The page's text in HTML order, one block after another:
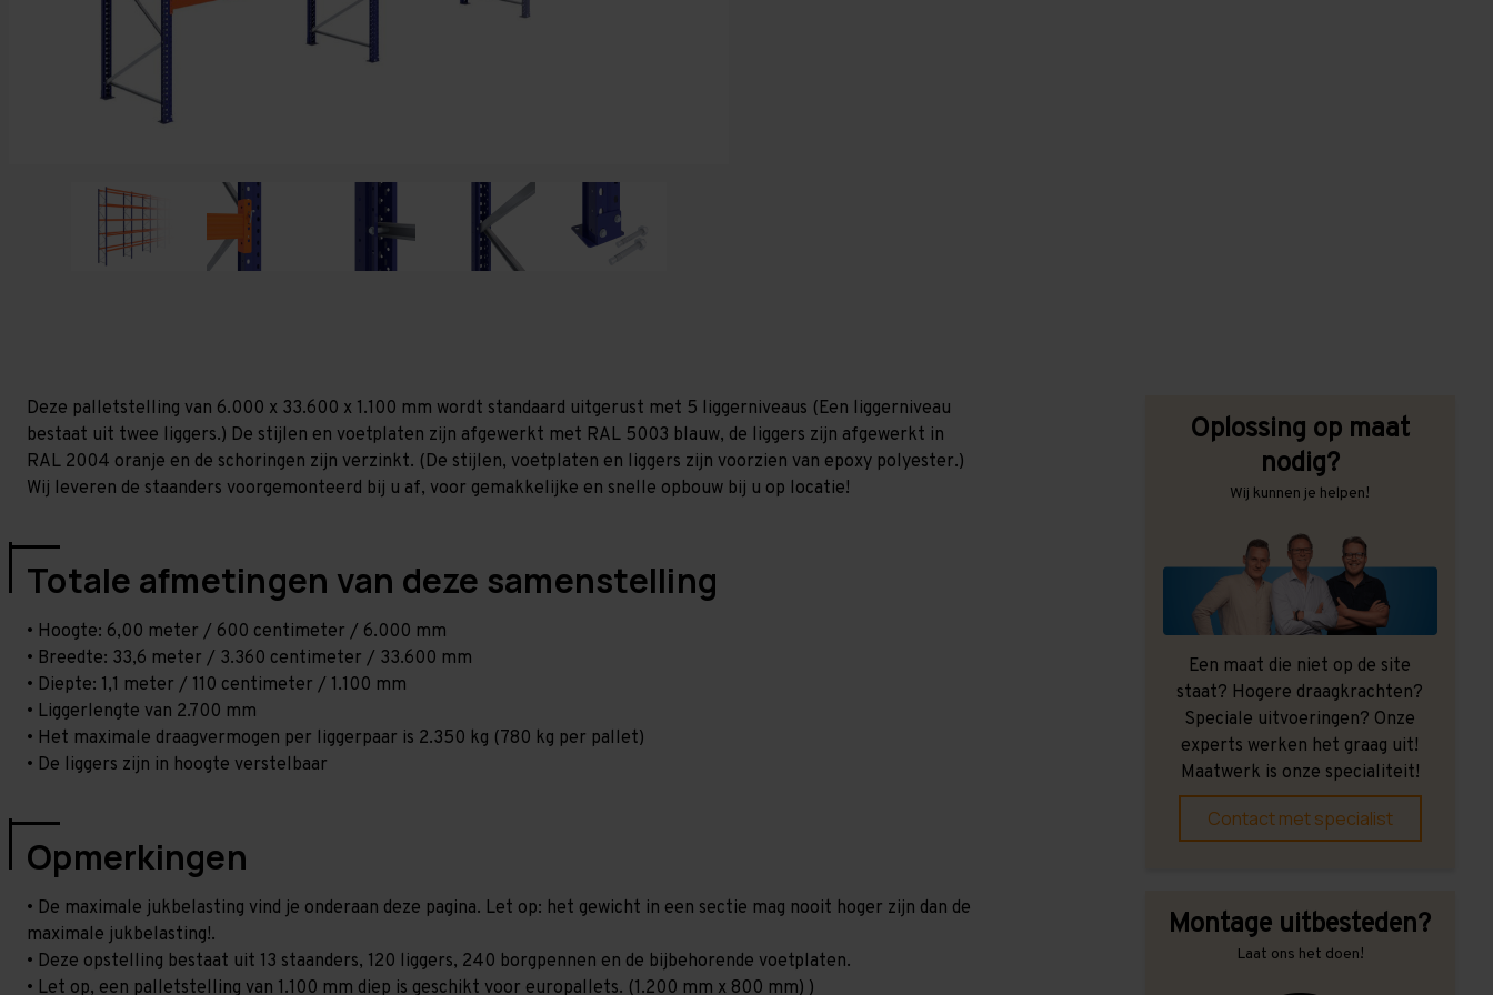
Deze palletstelling van 6.000 x 33.600 x 1.100 mm wordt standaard uitgerust met 5 liggerniveaus (Een liggerniveau
bestaat uit twee liggers.) De stijlen en voetplaten zijn afgewerkt met RAL 5003 blauw, de liggers zijn afgewerkt in
RAL 2004 oranje en de schoringen zijn verzinkt. (De stijlen, voetplaten en liggers zijn voorzien van epoxy polyester.)
Wij leveren de staanders voorgemonteerd bij u af, voor gemakkelijke en snelle opbouw bij u op locatie!
Totale afmetingen van deze samenstelling
• Hoogte: 6,00 meter / 600 centimeter / 6.000 mm
• Breedte: 33,6 meter / 3.360 centimeter / 33.600 mm
• Diepte: 1,1 meter / 110 centimeter / 1.100 mm
• Liggerlengte van 2.700 mm
• Het maximale draagvermogen per liggerpaar is 2.350 kg (780 kg per pallet)
• De liggers zijn in hoogte verstelbaar
Opmerkingen
• De maximale jukbelasting vind je onderaan deze pagina. Let op: het gewicht in een sectie mag nooit hoger zijn dan de
maximale jukbelasting!.
• Deze opstelling bestaat uit 13 staanders, 120 liggers, 240 borgpennen en de bijbehorende voetplaten.
• Let op, een palletstelling van 1.100 mm diep is geschikt voor europallets. (1.200 mm x 800 mm) )
Oplossing op maat
nodig?
Wij kunnen je helpen!
Een maat die niet op de site
staat? Hogere draagkrachten?
Speciale uitvoeringen? Onze
experts werken het graag uit!
Maatwerk is onze specialiteit!
Contact met specialist
Montage uitbesteden?
Laat ons het doen!